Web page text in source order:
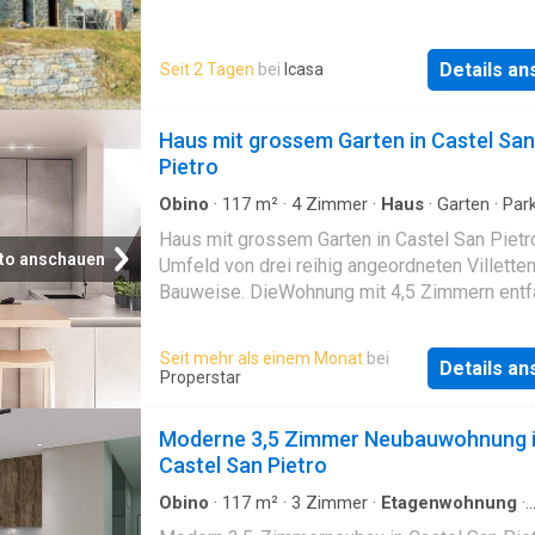
Seit 2 Tagen bei Icasa Details
anschauen
Haus mit grossem Garten in Castel San
Pietro
Obino · 117 m² · 4Zimmer · Haus · Garten ·
Haus mit grossem Garten in Castel San
Umfeld von drei reihig angeordneten
Bauweise. DieWohnung mit 4,5 Zimmern
Erdgeschoss ist der Wohnzone gewidmet
Eingangshalle mit Platz für einen bequemen
Garderobenbereich, geräumigem
zum privaten Garten, Gäste-WC und einem
Raum, der alsBüro oder Hobbyraum genutzt
kann. Eine Treppe führt zum oberen
der Schlafzone und dem Komposta von:
Seit mehr als einem Monat bei
Properstar
Details
Moderne 3,5 Zimmer Neubauwohnung
Castel San Pietro
Obino · 117 m² · 3 Zimmer · Etagenwohnung ·